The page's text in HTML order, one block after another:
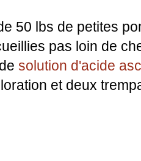
50 lbs de petites
pas loin de
solution d'acide
et deux